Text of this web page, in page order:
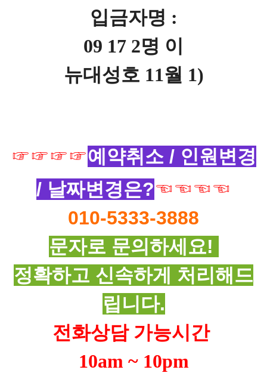
입금자명 :
09 17 2명 이
뉴대성호 11월 1)
☞☞☞☞예약취소 / 인원변경
/ 날짜변경은?☜☜☜☜
010-5333-3888
문자로 문의하세요!
정확하고 신속하게 처리해드
립니다.
전화상담 가능시간
10am ~ 10pm